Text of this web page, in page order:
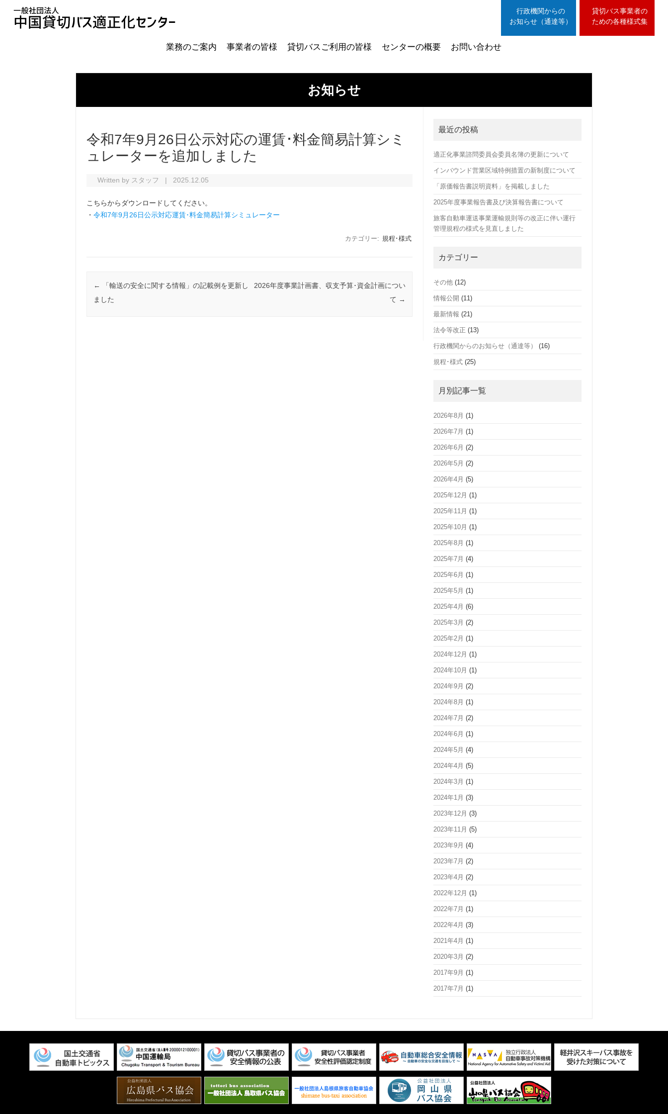
行政機関からの
お知らせ（通達等）
貸切バス事業者の
ための各種様式集
業務のご案内 事業者の皆様 貸切バスご利用の皆様 センターの概要 お問い合わせ
お知らせ
令和7年9月26日公示対応の運賃･料金簡易計算シミ
ュレーターを追加しました
Written by スタッフ | 2025.12.05
こちらからダウンロードしてください。
・ 令和7年9月26日公示対応運賃･料金簡易計算シミュレーター
カテゴリー: 規程･様式
投稿ナビゲーション
←
「輸送の安全に関する情報」の記載例を更新し
ました
2026年度事業計画書、収支予算･資金計画につい
て →
最近の投稿
適正化事業諮問委員会委員名簿の更新について
インバウンド営業区域特例措置の新制度について
「原価報告書説明資料」を掲載しました
2025年度事業報告書及び決算報告書について
旅客自動車運送事業運輸規則等の改正に伴い運行
管理規程の様式を見直しました
カテゴリー
その他 (12)
情報公開 (11)
最新情報 (21)
法令等改正 (13)
行政機関からのお知らせ（通達等） (16)
規程･様式 (25)
月別記事一覧
2026年8月 (1)
2026年7月 (1)
2026年6月 (2)
2026年5月 (2)
2026年4月 (5)
2025年12月 (1)
2025年11月 (1)
2025年10月 (1)
2025年8月 (1)
2025年7月 (4)
2025年6月 (1)
2025年5月 (1)
2025年4月 (6)
2025年3月 (2)
2025年2月 (1)
2024年12月 (1)
2024年10月 (1)
2024年9月 (2)
2024年8月 (1)
2024年7月 (2)
2024年6月 (1)
2024年5月 (4)
2024年4月 (5)
2024年3月 (1)
2024年1月 (3)
2023年12月 (3)
2023年11月 (5)
2023年9月 (4)
2023年7月 (2)
2023年4月 (2)
2022年12月 (1)
2022年7月 (1)
2022年4月 (3)
2021年4月 (1)
2020年3月 (2)
2017年9月 (1)
2017年7月 (1)